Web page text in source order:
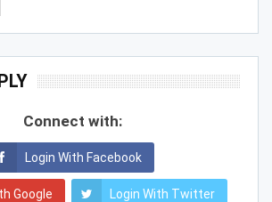
Connect with:
Login With Facebook
Google Login With Twitter